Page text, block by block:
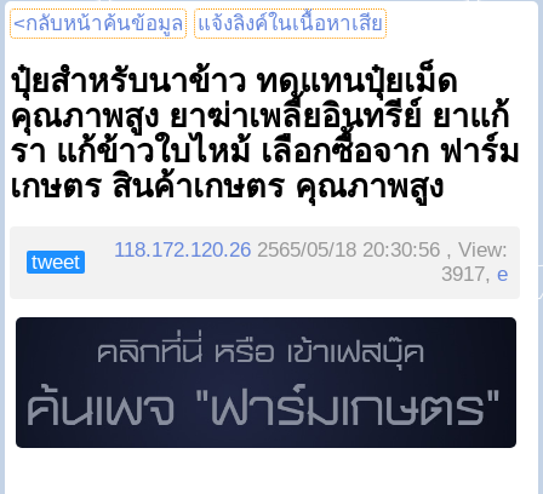
<กลับหน้าค้นข้อมูล แจ้งลิงค์ในเนื้อหาเสีย
ปุ๋ยสำหรับนาข้าว ทดแทนปุ๋ยเม็ด
คุณภาพสูง ยาฆ่าเพลี้ยอินทรีย์ ยาแก้
รา แก้ข้าวใบไหม้ เลือกซื้อจาก ฟาร์ม
เกษตร สินค้าเกษตร คุณภาพสูง
tweet
118.172.120.26 2565/05/18 20:30:56 , View:
3917,e